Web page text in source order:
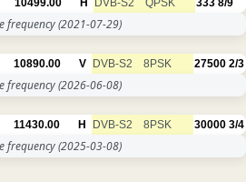
10499.00 H DVB-S2 QPSK 333 8/9
frequency(2021-07-29)
10890.00 V DVB-S2 8PSK 27500 2/3
frequency(2026-06-08)
11430.00 H DVB-S2 8PSK 30000 3/4
frequency(2025-03-08)